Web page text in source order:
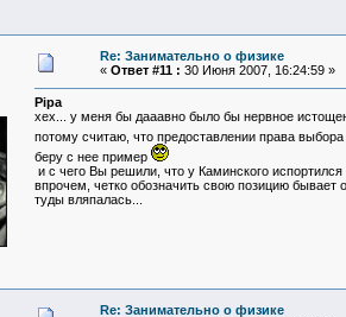
Re: Занимательно о физике
« Ответ #11 : 30 Июня 2007, 16:24:59 »
Pipa
хех... у меня бы дааавно было бы нервное
потому считаю, что предоставлении права
беру с нее пример
и с чего Вы решили, что у Каминского
впрочем, четко обозначить свою позицию
туды вляпалась...
Re: Занимательно о физике